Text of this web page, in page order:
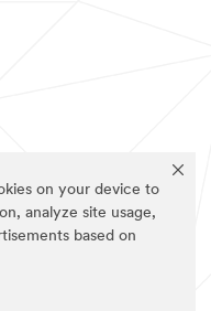
on your device to
analyze site usage,
based on